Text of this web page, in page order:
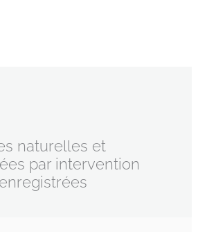
naturelles et
par intervention